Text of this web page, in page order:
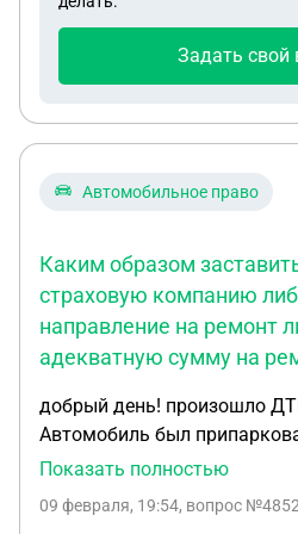
родственника (отца), пока
не на пенсии. 1963 года
Задать свой
Автомобильное право
Каким образом
страховую компанию
направление на ремонт
адекватную сумму на
добрый день! произошло
Автомобиль был
многоквартирного дома (во
компания отказала в вдаче
Показать полностью
09 февраля, 19:54, вопрос